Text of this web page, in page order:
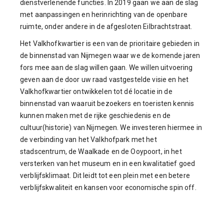
dienstverlenende functies. In 2019 gaan we aan de slag
met aanpassingen en herinrichting van de openbare
ruimte, onder andere in de afgesloten Eilbrachtstraat.
Het Valkhofkwartier is een van de prioritaire gebieden in
de binnenstad van Nijmegen waar we de komende jaren
fors mee aan de slag willen gaan. We willen uitvoering
geven aan de door uw raad vastgestelde visie en het
Valkhofkwartier ontwikkelen tot dé locatie in de
binnenstad van waaruit bezoekers en toeristen kennis
kunnen maken met de rijke geschiedenis en de
cultuur(historie) van Nijmegen. We investeren hiermee in
de verbinding van het Valkhofpark met het
stadscentrum, de Waalkade en de Ooypoort, in het
versterken van het museum en in een kwalitatief goed
verblijfsklimaat. Dit leidt tot een plein met een betere
verblijfskwaliteit en kansen voor economische spin off.